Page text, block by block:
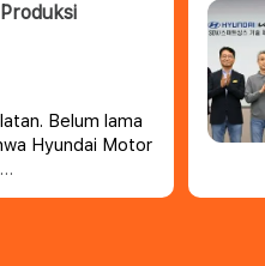
Belum lama
Hyundai Motor